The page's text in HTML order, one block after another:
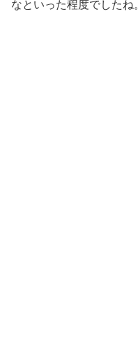
なといった程度でしたね。